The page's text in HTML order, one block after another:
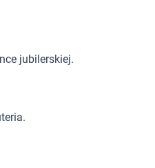
jubilerskiej.